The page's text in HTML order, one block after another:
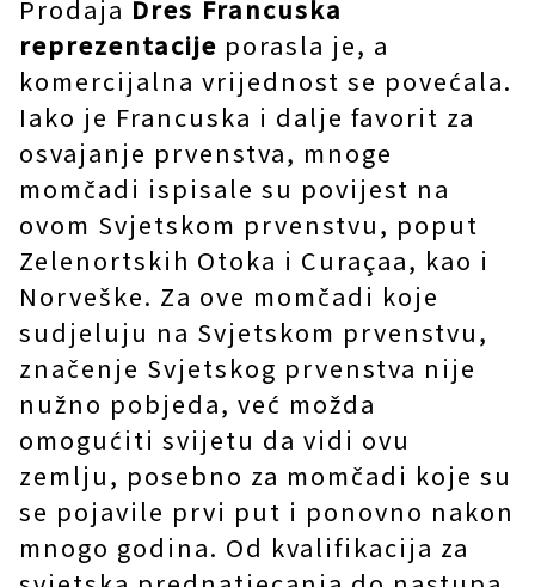
Prodaja Dres Francuska
reprezentacije porasla je, a
komercijalna vrijednost se povećala.
Iako je Francuska i dalje favorit za
osvajanje prvenstva, mnoge
momčadi ispisale su povijest na
ovom Svjetskom prvenstvu, poput
Zelenortskih Otoka i Curaçaa, kao i
Norveške. Za ove momčadi koje
sudjeluju na Svjetskom prvenstvu,
značenje Svjetskog prvenstva nije
nužno pobjeda, već možda
omogućiti svijetu da vidi ovu
zemlju, posebno za momčadi koje su
se pojavile prvi put i ponovno nakon
mnogo godina. Od kvalifikacija za